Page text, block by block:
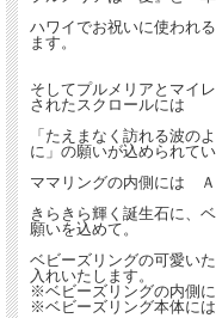
ハワイでお祝いに使われ
ます。
そしてプルメリアとマイ
されたスクロールには
「たえまなく訪れる波の
に」の願いが込められてい
ママリングの内側には
きらきら輝く誕生石に、
願いを込めて。
ベビーズリングの可愛い
入れいたします。
※ベビーズリングの内側
※ベビーズリング本体に